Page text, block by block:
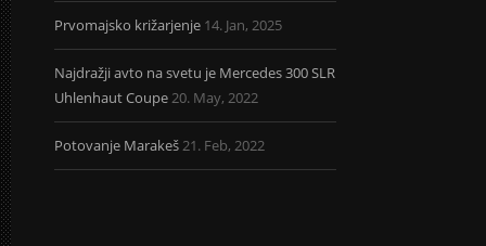
Prvomajsko križarjenje 14. Jan, 2025
Najdražji avto na svetu je Mercedes 300 SLR
Uhlenhaut Coupe20. May, 2022
Potovanje Marakeš21. Feb, 2022